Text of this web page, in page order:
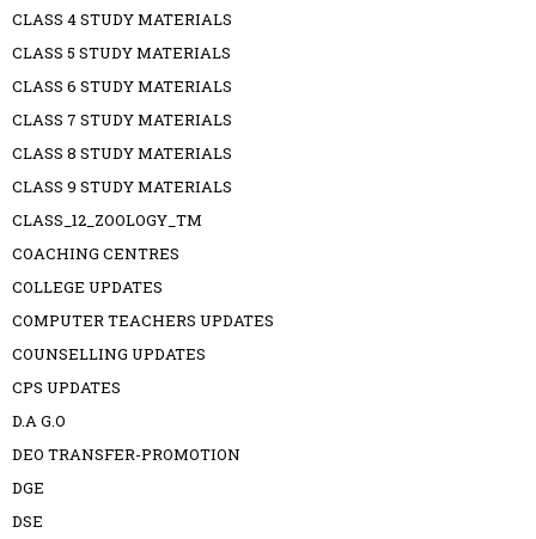
CLASS 4 STUDY MATERIALS
CLASS 5 STUDY MATERIALS
CLASS 6 STUDY MATERIALS
CLASS 7 STUDY MATERIALS
CLASS 8 STUDY MATERIALS
CLASS 9 STUDY MATERIALS
CLASS_12_ZOOLOGY_TM
COACHING CENTRES
COLLEGE UPDATES
COMPUTER TEACHERS UPDATES
COUNSELLING UPDATES
CPS UPDATES
D.A G.O
DEO TRANSFER-PROMOTION
DGE
DSE